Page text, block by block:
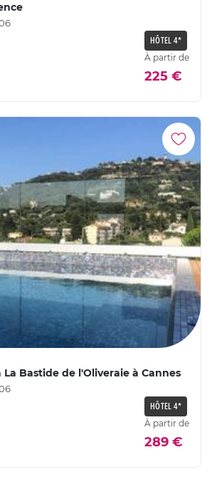
HÔTEL 4*
À partir de
225 €
La Bastide de l'Oliveraie à Cannes
HÔTEL 4*
À partir de
289 €